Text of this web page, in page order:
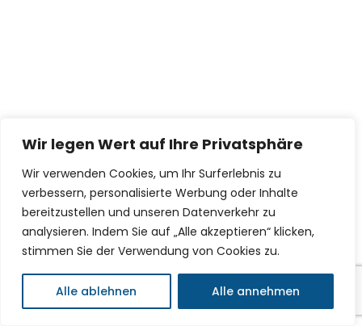
Wir legen Wert auf Ihre Privatsphäre
Wir verwenden Cookies, um Ihr Surferlebnis zu
verbessern, personalisierte Werbung oder Inhalte
bereitzustellen und unseren Datenverkehr zu
analysieren. Indem Sie auf „Alle akzeptieren“ klicken,
stimmen Sie der Verwendung von Cookies zu.
Alle ablehnen Alle annehmen